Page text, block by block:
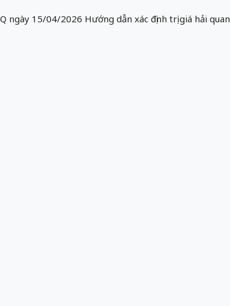
ngày 15/04/2026 Hướng dẫn xác định trị giá hải quan